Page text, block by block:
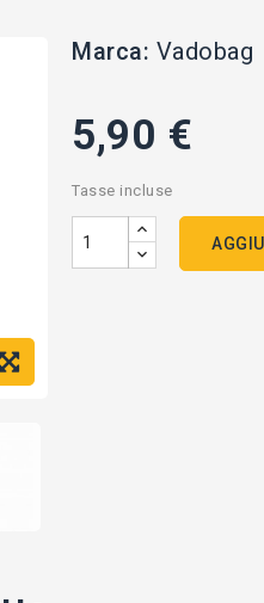
Marca: Vadobag
5,90 €
Tasse incluse